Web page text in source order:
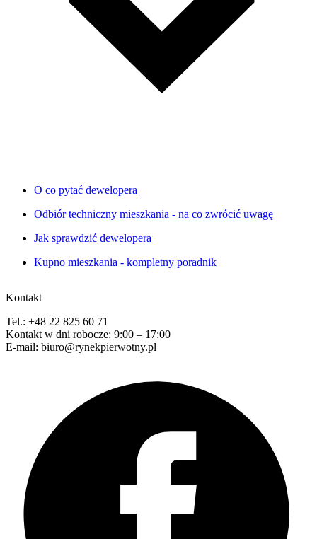
O co pytać dewelopera
Odbiór techniczny mieszkania - na co zwrócić uwagę
Jak sprawdzić dewelopera
Kupno mieszkania - kompletny poradnik
Kontakt
Tel.: +48 22 825 60 71
Kontakt w dni robocze: 9:00 – 17:00
E-mail: biuro@rynekpierwotny.pl